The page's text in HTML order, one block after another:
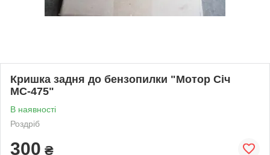
Кришка задня до бензопилки "Мотор Січ
МС-475"
В наявності
Роздріб
300 ₴